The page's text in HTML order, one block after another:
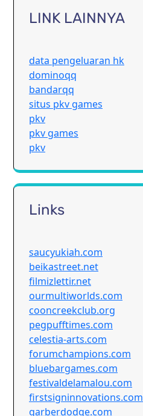
LINK LAINNYA
data pengeluaran hk
dominoqq
bandarqq
situs pkv games
pkv
pkv games
pkv
Links
saucyukiah.com
beikastreet.net
filmizlettir.net
ourmultiworlds.com
cooncreekclub.org
pegpufftimes.com
celestia-arts.com
forumchampions.com
bluebargames.com
festivaldelamalou.com
firstsigninnovations.com
garberdodge.com